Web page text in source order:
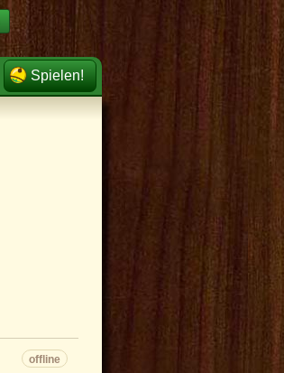
Spielen!
offline